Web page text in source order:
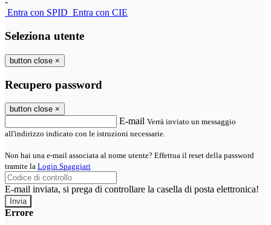
Entra con SPID Entra con CIE
Seleziona utente
button close ×
Recupero password
button close ×
E-mail Verrà inviato un messaggio
all'indirizzo indicato con le istruzioni necessarie.
Non hai una e-mail associata al nome utente? Effettua il reset della password
tramite la Login Spaggiari
E-mail inviata, si prega di controllare la casella di posta elettronica!
Errore